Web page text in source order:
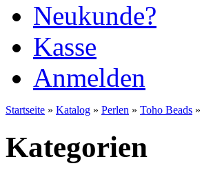
Neukunde?
Kasse
Anmelden
Startseite » Katalog » Perlen » Toho Beads »
Kategorien